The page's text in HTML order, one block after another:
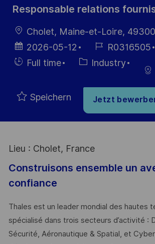
Responsable relations
Ort
Cholet, Maine-et-Loire, 49300
Datum der
Veröffentlichung
2026-05-12
Job-
ID
R0316505
Einstellunngstyp
Full time Kategorie
Industry
Speichern Jetzt
Lieu : Cholet, France
Construisons ensemble un
confiance
Thales est un leader mondial des hautes
spécialisé dans trois secteurs d’activité :
Sécurité, Aéronautique & Spatial, et Cyber